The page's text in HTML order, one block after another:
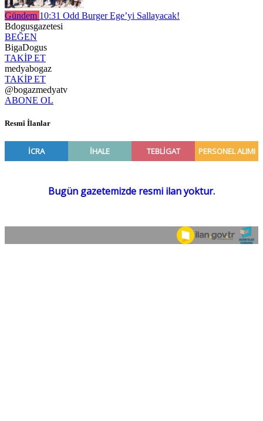
Gündem 10:31 Odd Burger Ege’yi Sallayacak!
Bdogusgazetesi
BEĞEN
BigaDogus
TAKİP ET
medyabogaz
TAKİP ET
@bogazmedyatv
ABONE OL
Resmî İlanlar